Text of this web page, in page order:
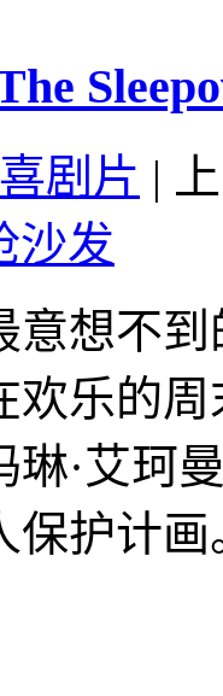
喜剧片 |
沙发
意想不
欢乐的
琳·艾珂
保护计